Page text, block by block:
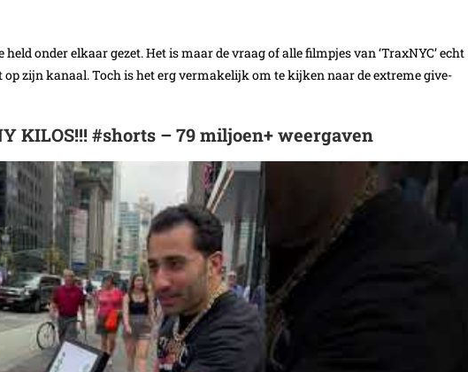
onder elkaar gezet. Het is maar de vraag of alle filmpjes van ‘TraxNYC’ echt
zijn kanaal. Toch is het erg vermakelijk om te kijken naar de extreme give-
KILOS!!! #shorts – 79 miljoen+ weergaven